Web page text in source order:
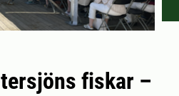
fiskar –